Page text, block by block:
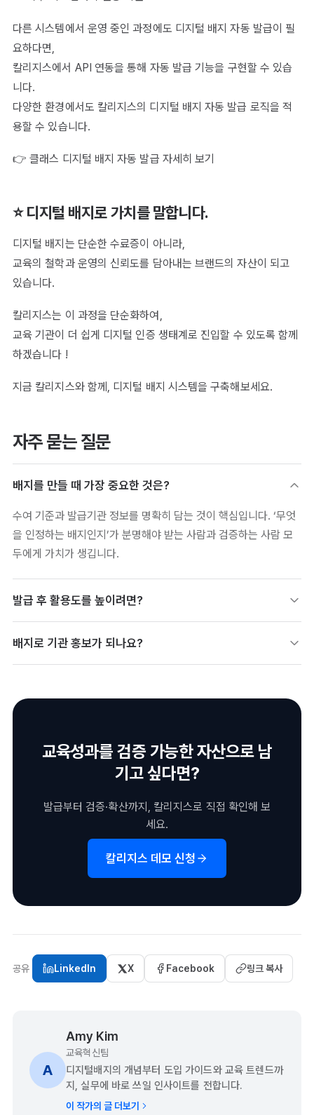
다른 시스템에서 운영 중인 과정에도 디지털 배지 자동 발급이 필
요하다면,
칼리지스에서 API 연동을 통해 자동 발급 기능을 구현할 수 있습
니다.
다양한 환경에서도 칼리지스의 디지털 배지 자동 발급 로직을 적
용할 수 있습니다.
👉 클래스 디지털 배지 자동 발급 자세히 보기
⭐ 디지털 배지로 가치를 말합니다.
디지털 배지는 단순한 수료증이 아니라,
교육의 철학과 운영의 신뢰도를 담아내는 브랜드의 자산이 되고
있습니다.
칼리지스는 이 과정을 단순화하여,
교육 기관이 더 쉽게 디지털 인증 생태계로 진입할 수 있도록 함께
하겠습니다 !
지금 칼리지스와 함께, 디지털 배지 시스템을 구축해보세요.
자주 묻는 질문
배지를 만들 때 가장 중요한 것은?
수여 기준과 발급기관 정보를 명확히 담는 것이 핵심입니다. ‘무엇
을 인정하는 배지인지’가 분명해야 받는 사람과 검증하는 사람 모
두에게 가치가 생깁니다.
발급 후 활용도를 높이려면?
해야 합니다. 공유 버튼과 검증 링크를 함께 제공하면 활용률이 크
게 올라갑니다.
배지로 기관 홍보가 되나요?
과까지 기대할 수 있습니다.
교육성과를 검증 가능한 자산으로 남
기고 싶다면?
발급부터 검증·확산까지, 칼리지스로 직접 확인해 보
세요.
칼리지스 데모 신청
공유 LinkedIn X Facebook 링크 복사
A
Amy Kim
교육혁신팀
디지털배지의 개념부터 도입 가이드와 교육 트렌드까
지, 실무에 바로 쓰일 인사이트를 전합니다.
이 작가의 글 더보기